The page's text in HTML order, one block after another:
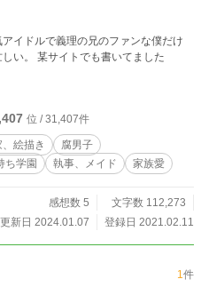
イドルで義理の兄のファンな僕だけ
い。 某サイトでも書いてました
位 / 31,407件
絵描き
腐男子
ち学園 執事、メイド 家族愛
感想数 5
文字数 112,273
新日 2024.01.07
登録日 2021.02.11
1件